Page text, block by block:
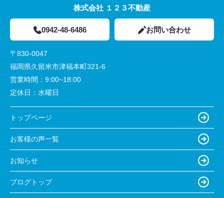
株式会社 １２３不動産
0942-48-6486 お問い合わせ
〒830-0047
福岡県久留米市津福本町321-6
営業時間： 9:00~18:00
定休日： 水曜日
トップページ
お客様の声一覧
お知らせ
ブログトップ